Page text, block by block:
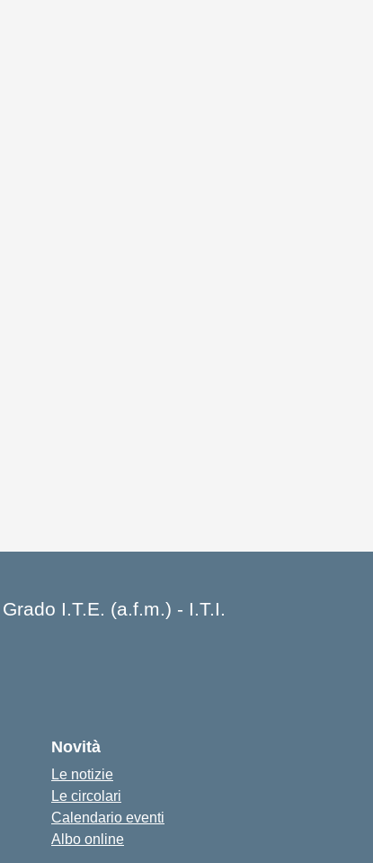
I.T.E. (a.f.m.) - I.T.I.
Novità
Le notizie
Le circolari
Calendario eventi
Albo online